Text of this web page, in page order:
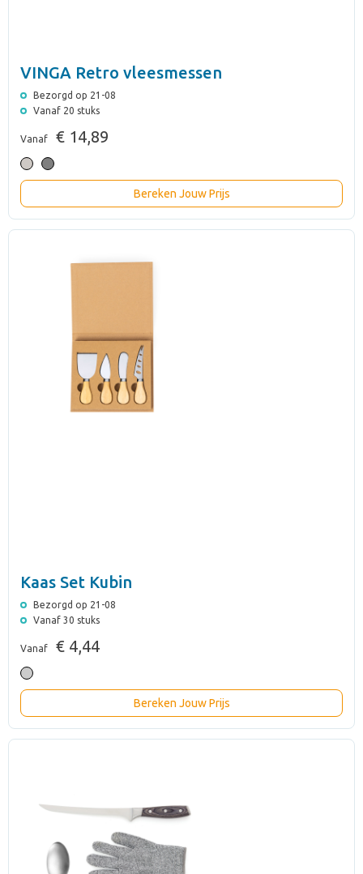
VINGA Retro vleesmessen
Bezorgd op 21-08
Vanaf 20 stuks
Vanaf € 14,89
Bereken Jouw Prijs
Kaas Set Kubin
Bezorgd op 21-08
Vanaf 30 stuks
Vanaf € 4,44
Bereken Jouw Prijs